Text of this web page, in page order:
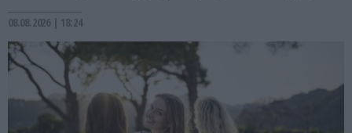
08.08.2026 | 18:24